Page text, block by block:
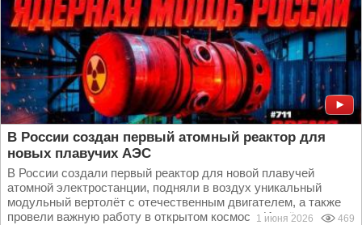
В России создан первый атомный реактор для
новых плавучих АЭС
В России создали первый реактор для новой плавучей
атомной электростанции, подняли в воздух уникальный
модульный вертолёт с отечественным двигателем, а также
провели важную работу в открытом космосе. И всё это...
1 июня 2026 469